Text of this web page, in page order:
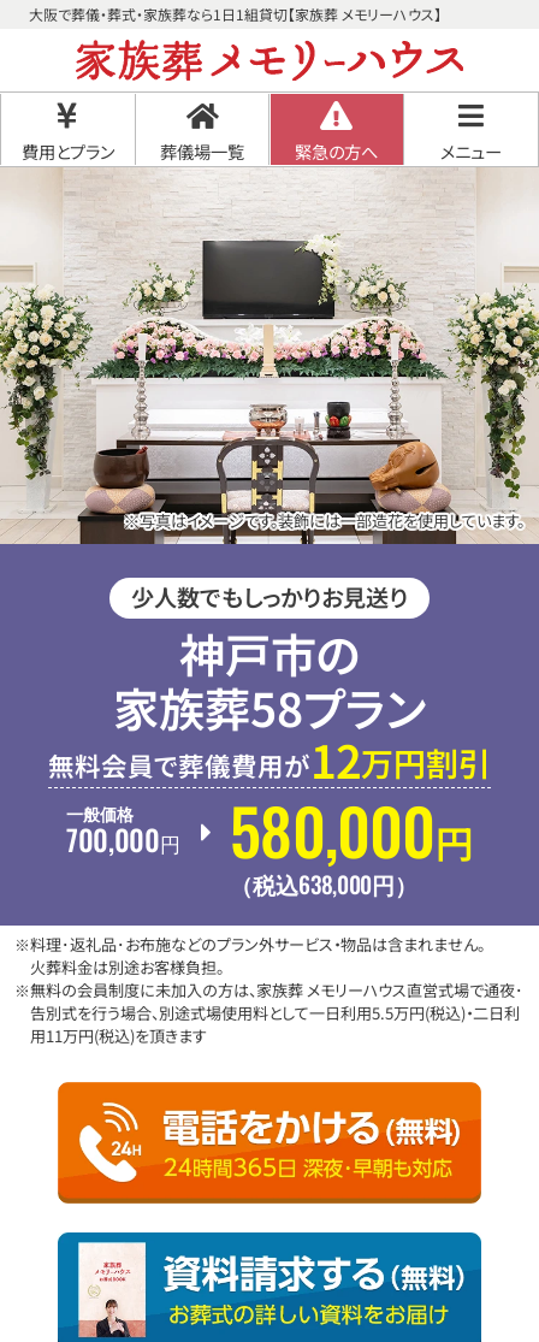
大阪で葬儀・葬式・家族葬なら1日1組貸切【家族葬 メモリーハウス】
費用とプラン 葬儀場一覧 緊急の方へ メニュー
※写真はイメージです。装飾には一部造花を使用しています。
少人数でもしっかりお見送り
神戸市の
家族葬58プラン
無料会員で葬儀費用が12万円割引
一般価格
700,000円 580,000円
（税込638,000 円 ）
※料理･返礼品･お布施などのプラン外サービス・物品は含まれません。
火葬料金は別途お客様負担。
※無料の会員制度に未加入の方は、家族葬 メモリーハウス直営式場で通夜･
告別式を行う場合、別途式場使用料として一日利用5.5万円(税込)・二日利
用11万円(税込)を頂きます